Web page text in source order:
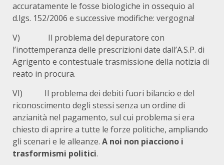
accuratamente le fosse biologiche in ossequio al
d.lgs. 152/2006 e successive modifiche: vergogna!
V) Il problema del depuratore con
l’inottemperanza delle prescrizioni date dall’A.S.P. di
Agrigento e contestuale trasmissione della notizia di
reato in procura.
VI) Il problema dei debiti fuori bilancio e del
riconoscimento degli stessi senza un ordine di
anzianità nel pagamento, sul cui problema si era
chiesto di aprire a tutte le forze politiche, ampliando
gli scenari e le alleanze. A noi non piacciono i
trasformismi politici.